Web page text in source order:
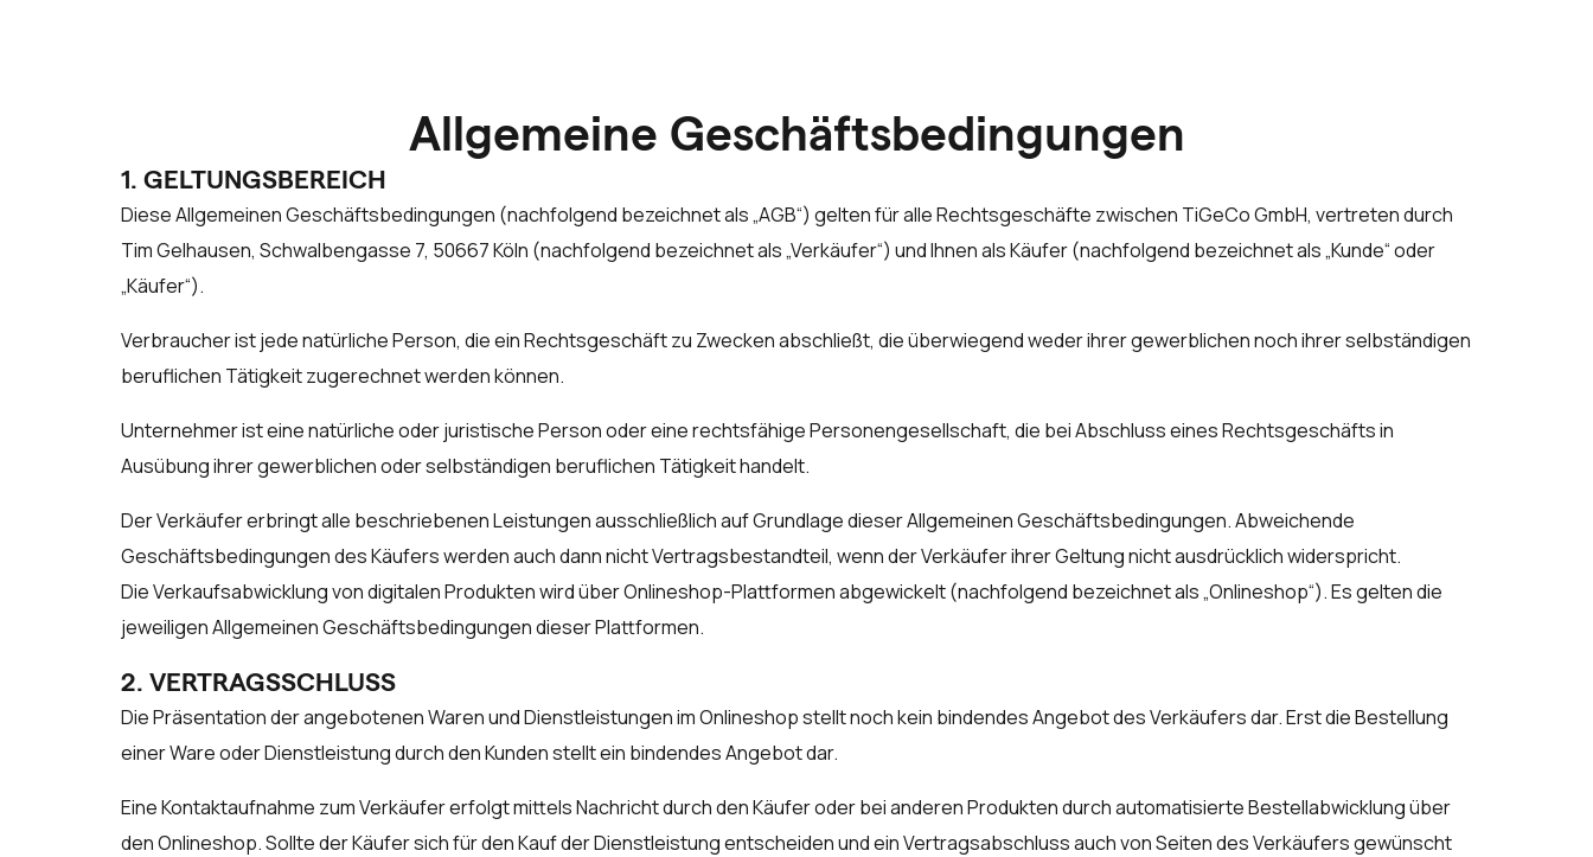
Allgemeine Geschäfts­bedingungen
1. GELTUNGSBEREICH
Diese Allgemeinen Geschäftsbedingungen (nachfolgend bezeichnet als „AGB“) gelten für alle Rechtsgeschäfte zwischen TiGeCo GmbH, vertreten durch
Tim Gelhausen, Schwalbengasse 7, 50667 Köln (nachfolgend bezeichnet als „Verkäufer“) und Ihnen als Käufer (nachfolgend bezeichnet als „Kunde“ oder
„Käufer“).
Verbraucher ist jede natürliche Person, die ein Rechtsgeschäft zu Zwecken abschließt, die überwiegend weder ihrer gewerblichen noch ihrer selbständigen
beruflichen Tätigkeit zugerechnet werden können.
Unternehmer ist eine natürliche oder juristische Person oder eine rechtsfähige Personengesellschaft, die bei Abschluss eines Rechtsgeschäfts in
Ausübung ihrer gewerblichen oder selbständigen beruflichen Tätigkeit handelt.
Der Verkäufer erbringt alle beschriebenen Leistungen ausschließlich auf Grundlage dieser Allgemeinen Geschäftsbedingungen. Abweichende
Geschäftsbedingungen des Käufers werden auch dann nicht Vertragsbestandteil, wenn der Verkäufer ihrer Geltung nicht ausdrücklich widerspricht.
Die Verkaufsabwicklung von digitalen Produkten wird über Onlineshop-Plattformen abgewickelt (nachfolgend bezeichnet als „Onlineshop“). Es gelten die
jeweiligen Allgemeinen Geschäftsbedingungen dieser Plattformen.
2. VERTRAGSSCHLUSS
Die Präsentation der angebotenen Waren und Dienstleistungen im Onlineshop stellt noch kein bindendes Angebot des Verkäufers dar. Erst die Bestellung
einer Ware oder Dienstleistung durch den Kunden stellt ein bindendes Angebot dar.
Eine Kontaktaufnahme zum Verkäufer erfolgt mittels Nachricht durch den Käufer oder bei anderen Produkten durch automatisierte Bestellabwicklung über
den Onlineshop. Sollte der Käufer sich für den Kauf der Dienstleistung entscheiden und ein Vertragsabschluss auch von Seiten des Verkäufers gewünscht